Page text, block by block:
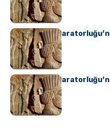
Ahameniş
Ahameniş